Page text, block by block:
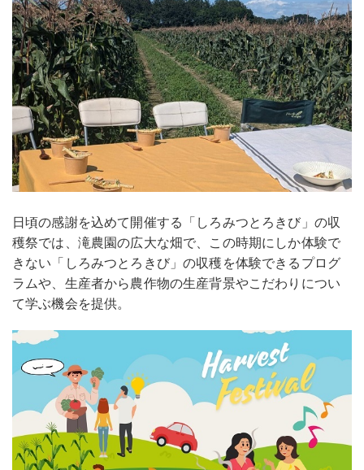
日頃の感謝を込めて開催する「しろみつとろきび」の収
穫祭では、滝農園の広大な畑で、この時期にしか体験で
きない「しろみつとろきび」の収穫を体験できるプログ
ラムや、生産者から農作物の生産背景やこだわりについ
て学ぶ機会を提供。